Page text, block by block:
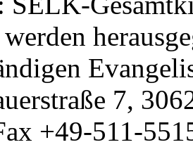
7,
+49-511-